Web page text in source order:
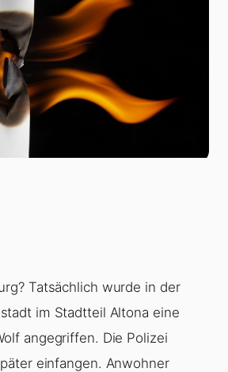
Tatsächlich wurde in der
im Stadtteil Altona eine
angegriffen. Die Polizei
einfangen. Anwohner